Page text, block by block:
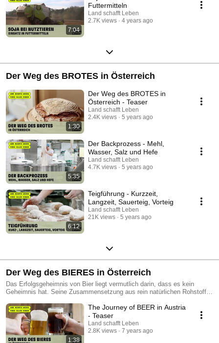
7:04
Futtermitteln
Land schafft Leben
2.7K views
4 years ago
Der Weg des BROTES in Österreich
1:30
Der Weg des BROTES in
Österreich - Teaser
Land schafft Leben
2.4K views
5 years ago
5:35
Der Backprozess - Mehl,
Wasser, Salz und Hefe
Land schafft Leben
4.7K views
5 years ago
6:12
Teigführung - Kurzzeit,
Langzeit, Sauerteig, Vorteig
Land schafft Leben
21K views
5 years ago
Der Weg des BIERES in Österreich
Das Erfolgsgeheimnis von Bier liegt vermutlich darin, dass es kein
Geheimnis hat. Seine Zusammensetzung aus rein natürlichen Rohstoffen
Brauprozess machen Bier zum zeitlosen Genuss-Getränk.
1:38
The Journey of BEER in Austria
- Teaser
Land schafft Leben
2.8K views
7 years ago